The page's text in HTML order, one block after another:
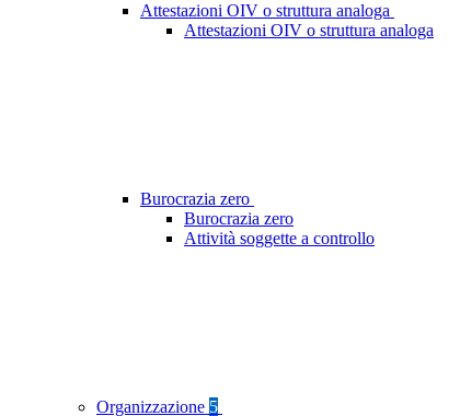
Attestazioni OIV o struttura analoga
Attestazioni OIV o struttura analoga
Burocrazia zero
Burocrazia zero
Attività soggette a controllo
Organizzazione 5